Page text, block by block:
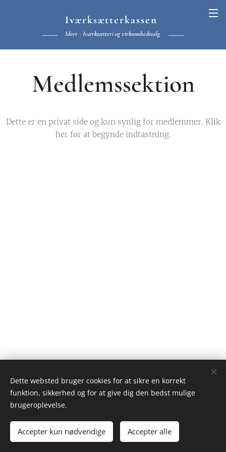
Iværksætterkassen
Ideer - Iværksætteri og virksomhedssalg
Medlemssektion
Dette er en privat side og kun synlig for medlemmer. Klik
her for at begynde indtastning.
Alle rettigheder forbeholdes 2024
Cookies
Dette websted bruger cookies for at sikre en korrekt
funktion, sikkerhed og for at give dig den bedst mulige
brugeroplevelse.
Accepter kun nødvendige Accepter alle